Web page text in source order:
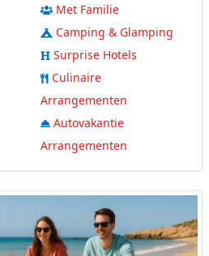
Met Familie
Camping & Glamping
Surprise Hotels
Culinaire
Arrangementen
Autovakantie
Arrangementen